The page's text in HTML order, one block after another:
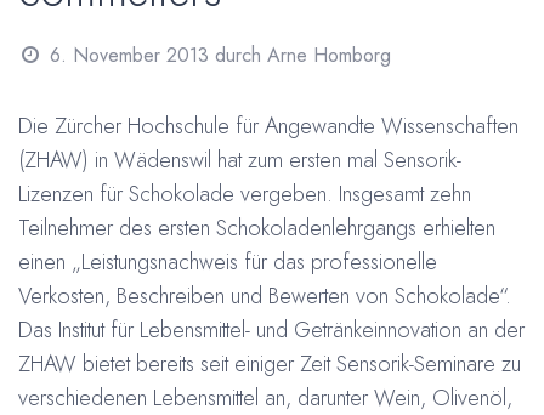
6. November 2013 durch Arne Homborg
Die Zürcher Hochschule für Angewandte Wissenschaften
(ZHAW) in Wädenswil hat zum ersten mal Sensorik-
Lizenzen für Schokolade vergeben. Insgesamt zehn
Teilnehmer des ersten Schokoladenlehrgangs erhielten
einen „Leistungsnachweis für das professionelle
Verkosten, Beschreiben und Bewerten von Schokolade“.
Das Institut für Lebensmittel- und Getränkeinnovation an der
ZHAW bietet bereits seit einiger Zeit Sensorik-Seminare zu
verschiedenen Lebensmittel an, darunter Wein, Olivenöl,